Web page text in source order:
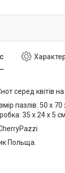
серед квітів на
пазлів: 50 х 70
35 х 24 х 5 см
Польща.